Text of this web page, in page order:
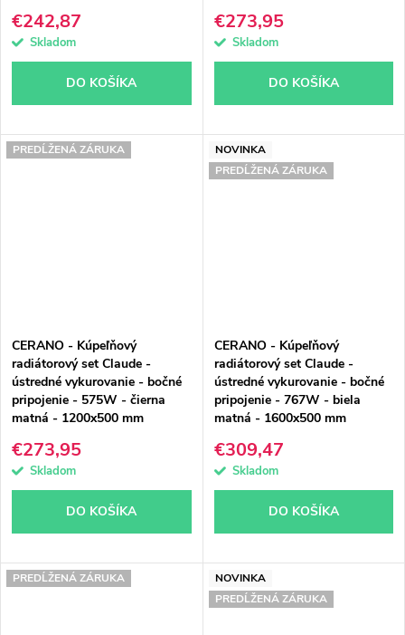
€242,87
Skladom
DO KOŠÍKA
€273,95
Skladom
DO KOŠÍKA
PREDĹŽENÁ ZÁRUKA
CERANO - Kúpeľňový
radiátorový set Claude -
ústredné vykurovanie - bočné
pripojenie - 575W - čierna
matná - 1200x500 mm
€273,95
Skladom
DO KOŠÍKA
NOVINKA
PREDĹŽENÁ ZÁRUKA
CERANO - Kúpeľňový
radiátorový set Claude -
ústredné vykurovanie - bočné
pripojenie - 767W - biela
matná - 1600x500 mm
€309,47
Skladom
DO KOŠÍKA
PREDĹŽENÁ ZÁRUKA
NOVINKA
PREDĹŽENÁ ZÁRUKA